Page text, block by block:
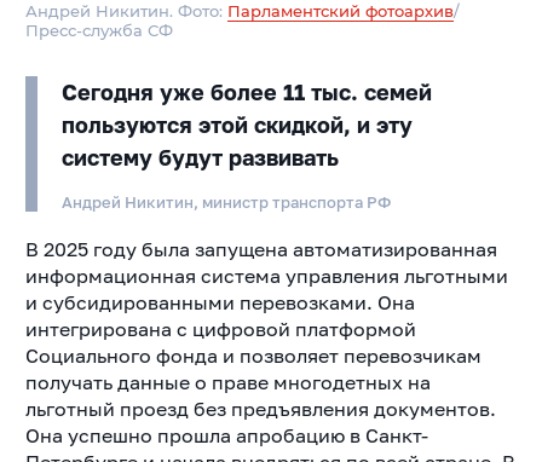
Андрей Никитин. Фото: Парламентский фотоархив/
Пресс-служба СФ
Сегодня уже более 11 тыс. семей
пользуются этой скидкой, и эту
систему будут развивать
Андрей Никитин, министр транспорта РФ
В 2025 году была запущена автоматизированная
информационная система управления льготными
и субсидированными перевозками. Она
интегрирована с цифровой платформой
Социального фонда и позволяет перевозчикам
получать данные о праве многодетных на
льготный проезд без предъявления документов.
Она успешно прошла апробацию в Санкт-